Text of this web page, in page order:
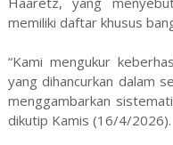
memiliki daftar khusus
“Kami mengukur
yang dihancurkan dalam
menggambarkan
dikutip Kamis (16/4/2026).